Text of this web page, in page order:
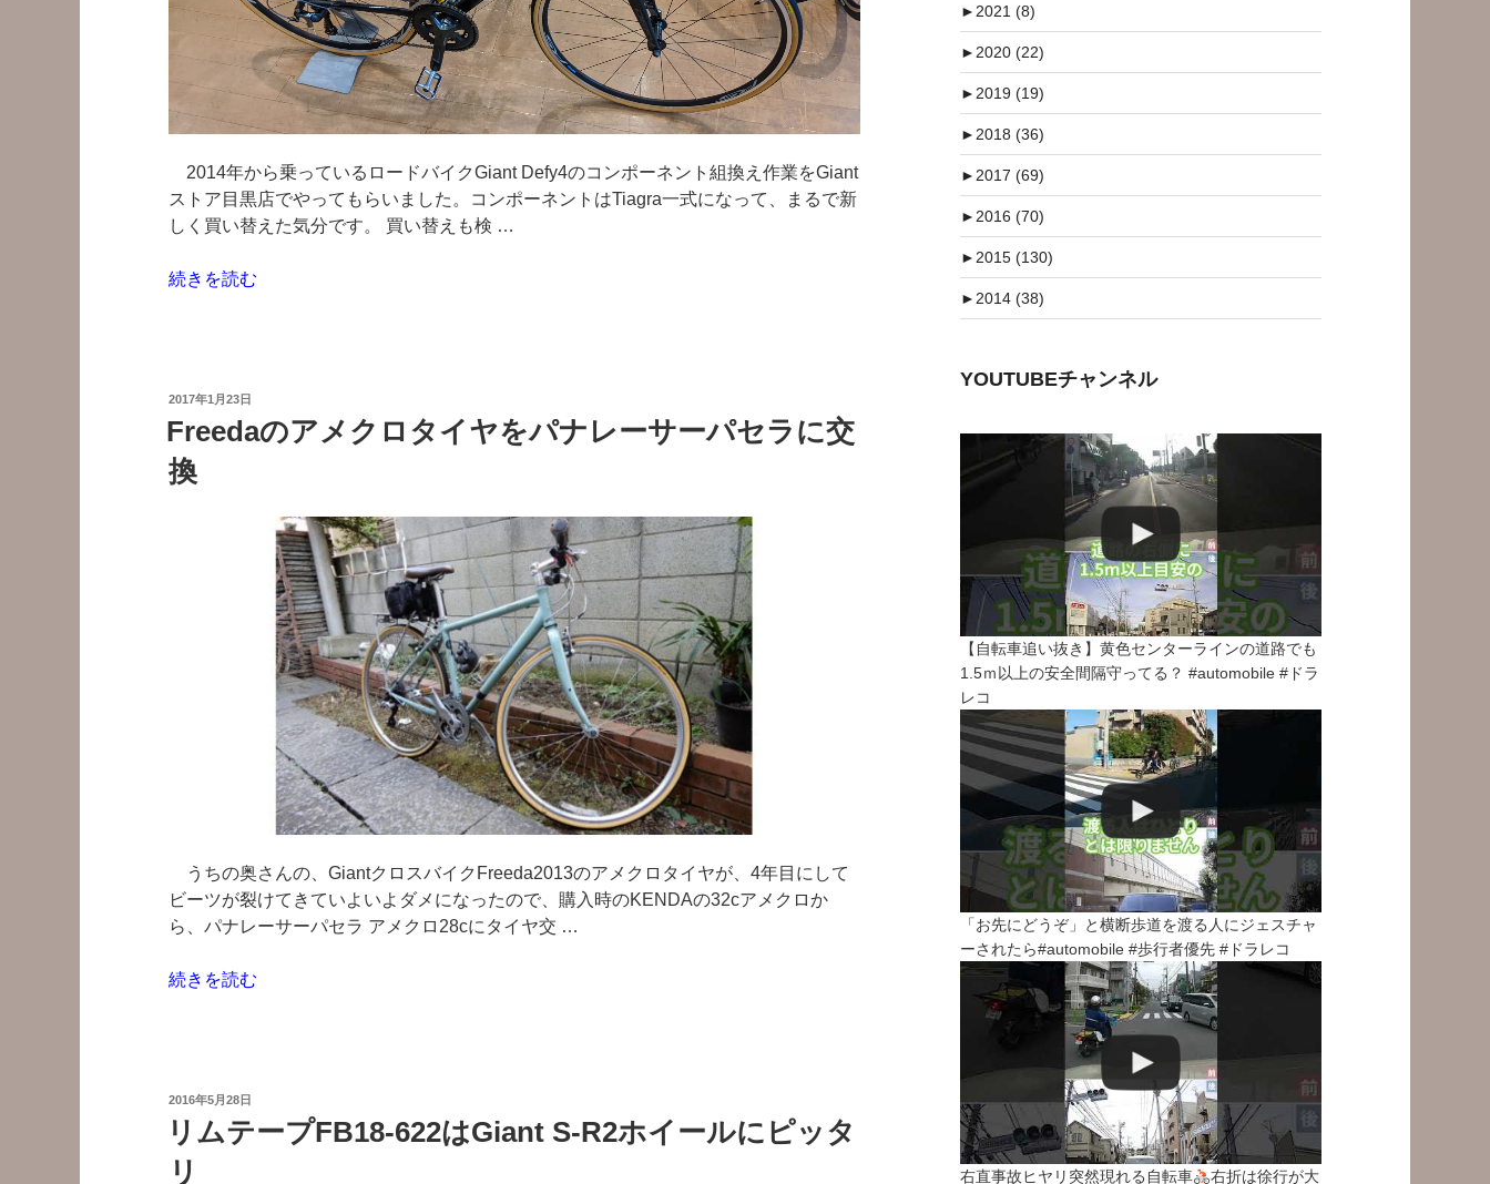
の
2014年から乗っているロードバイクGiant Defy4のコンポーネント組換え作業をGiant
ストア目黒店でやってもらいました。コンポーネントはTiagra一式になって、まるで新
しく買い替えた気分です。 買い替えも検 …
“つ
ン
ポ
ー
ら
う”
続きを読む
投
日:
2017年1月23日
Freedaのアメクロタイヤをパナレーサーパセラに交
換
うちの奥さんの、GiantクロスバイクFreeda2013のアメクロタイヤが、4年目にして
ビーツが裂けてきていよいよダメになったので、購入時のKENDAの32cアメクロか
ら、パナレーサーパセラ アメクロ28cにタイヤ交 …
“Freeda
タ
イ
続きを読む
投
日:
2016年5月28日
リムテープFB18-622はGiant S-R2ホイールにピッタ
リ
► 2021 (8)
► 2020 (22)
► 2019 (19)
► 2018 (36)
► 2017 (69)
► 2016 (70)
► 2015 (130)
► 2014 (38)
YOUTUBEチャンネル
【自転車追い抜き】黄色センターラインの道路でも
1.5ｍ以上の安全間隔守ってる？ #automobile #ドラ
レコ
「お先にどうぞ」と横断歩道を渡る人にジェスチャ
ーされたら#automobile #歩行者優先 #ドラレコ
右直事故ヒヤリ突然現れる自転車 右折は徐行が大